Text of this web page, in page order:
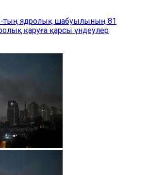
тың ядролық шабуылының 81
қаруға қарсы үндеулер